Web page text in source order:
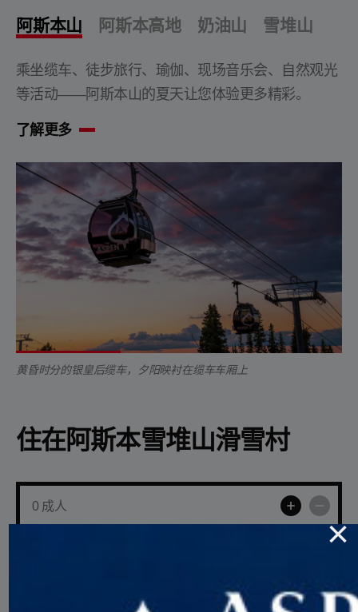
阿斯本山 阿斯本高地 奶油山 雪堆山
乘坐缆车、徒步旅行、瑜伽、现场音乐会、自然观光
等活动——阿斯本山的夏天让您体验更多精彩。
了解更多
黄昏时分的银皇后缆车，夕阳映衬在缆车车厢上
住在阿斯本雪堆山滑雪村
0 成人
×